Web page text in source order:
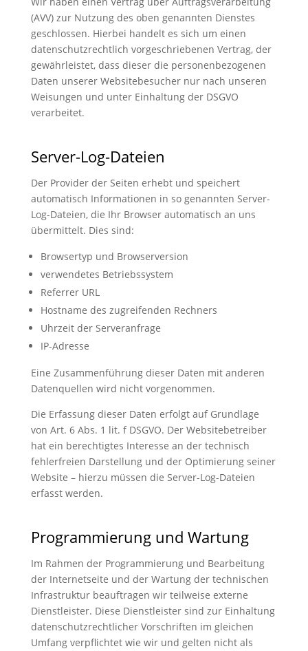
(AVV) zur Nutzung des oben genannten Dienstes
geschlossen. Hierbei handelt es sich um einen
datenschutzrechtlich vorgeschriebenen Vertrag, der
gewährleistet, dass dieser die personenbezogenen
Daten unserer Websitebesucher nur nach unseren
Weisungen und unter Einhaltung der DSGVO
verarbeitet.
Server-Log-Dateien
Der Provider der Seiten erhebt und speichert
automatisch Informationen in so genannten Server-
Log-Dateien, die Ihr Browser automatisch an uns
übermittelt. Dies sind:
Browsertyp und Browserversion
verwendetes Betriebssystem
Referrer URL
Hostname des zugreifenden Rechners
Uhrzeit der Serveranfrage
IP-Adresse
Eine Zusammenführung dieser Daten mit anderen
Datenquellen wird nicht vorgenommen.
Die Erfassung dieser Daten erfolgt auf Grundlage
von Art. 6 Abs. 1 lit. f DSGVO. Der Websitebetreiber
hat ein berechtigtes Interesse an der technisch
fehlerfreien Darstellung und der Optimierung seiner
Website – hierzu müssen die Server-Log-Dateien
erfasst werden.
Programmierung und Wartung
Im Rahmen der Programmierung und Bearbeitung
der Internetseite und der Wartung der technischen
Infrastruktur beauftragen wir teilweise externe
Dienstleister. Diese Dienstleister sind zur Einhaltung
datenschutzrechtlicher Vorschriften im gleichen
Umfang verpflichtet wie wir und gelten nicht als